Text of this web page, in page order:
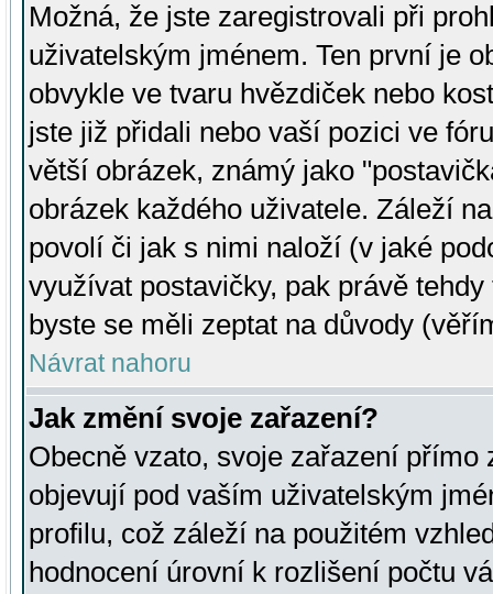
Možná, že jste zaregistrovali při
uživatelským jménem. Ten první je
obvykle ve tvaru hvězdiček nebo
jste již přidali nebo vaší pozici ve
větší obrázek, známý jako
obrázek každého uživatele. Záleží
povolí či jak s nimi naloží (v jaké
využívat postavičky, pak právě
byste se měli zeptat na důvody
Návrat nahoru
Jak změní svoje zařazení?
Obecně vzato, svoje zařazení přímo
objevují pod vaším uživatelským
profilu, což záleží na použitém
hodnocení úrovní k rozlišení počtu